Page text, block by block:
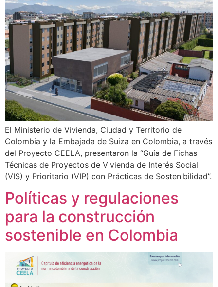
El Ministerio de Vivienda, Ciudad y Territorio de
Colombia y la Embajada de Suiza en Colombia, a través
del Proyecto CEELA, presentaron la “Guía de Fichas
Técnicas de Proyectos de Vivienda de Interés Social
(VIS) y Prioritario (VIP) con Prácticas de Sostenibilidad”.
Políticas y regulaciones
para la construcción
sostenible en Colombia